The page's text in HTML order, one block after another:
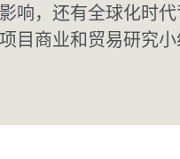
响，还有全球化时
目商业和贸易研究小